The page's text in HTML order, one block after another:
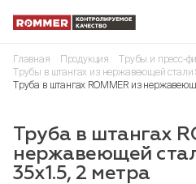
Главная Продукция
Трубы и пресс-
Трубы в штангах из нержавеющей стали
Труба в штангах ROMMER из
Труба в штангах
нержавеющей
35х1.5, 2 метра